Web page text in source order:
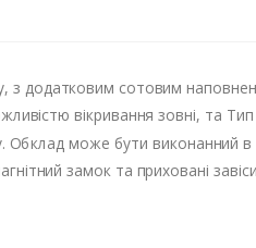
з додатковим сотовим
вікривання зовні, та
може бути виконанний
замок та приховані